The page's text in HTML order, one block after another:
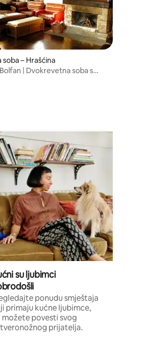
soba – Hrašćina
| Dvokrevetna soba s
su ljubimci
ponudu smještaja
primaju kućne ljubimce,
možete povesti svog
prijatelja.